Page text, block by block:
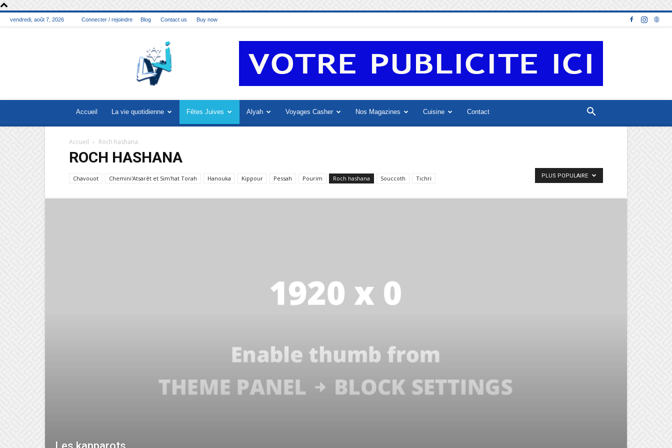
vendredi, août 7, 2026 Connecter / rejoindre Blog Contact us Buy now
La
vie
juive
Accueil La vie quotidienne Fêtes Juives Alyah Voyages Casher Nos Magazines Cuisine Contact
Accueil Roch hashana
ROCH HASHANA
Chavouot Chemini'Atsarêt et Sim'hat Torah Hanouka Kippour Pessah Pourim Roch hashana Souccoth Tichri PLUS POPULAIRE